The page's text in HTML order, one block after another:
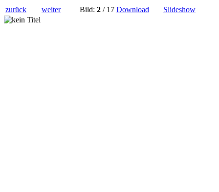
zurück weiter Bild: 2 / 17 Download Slideshow